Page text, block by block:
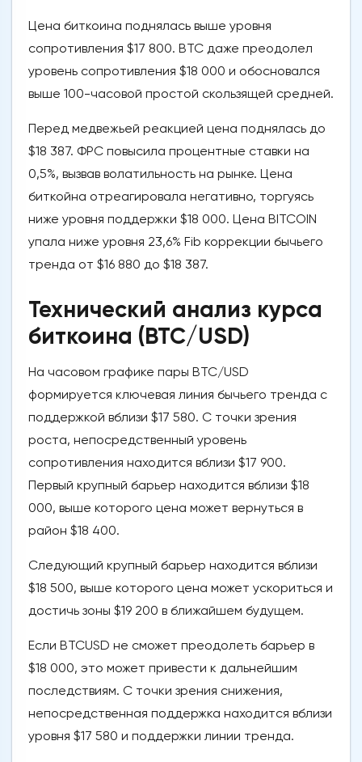
Цена биткоина поднялась выше уровня
сопротивления $17 800. BTC даже преодолел
уровень сопротивления $18 000 и обосновался
выше 100-часовой простой скользящей средней.
Перед медвежьей реакцией цена поднялась до
$18 387. ФРС повысила процентные ставки на
0,5%, вызвав волатильность на рынке. Цена
биткойна отреагировала негативно, торгуясь
ниже уровня поддержки $18 000. Цена BITCOIN
упала ниже уровня 23,6% Fib коррекции бычьего
тренда от $16 880 до $18 387.
Технический анализ курса
биткоина (BTC/USD)
На часовом графике пары BTC/USD
формируется ключевая линия бычьего тренда с
поддержкой вблизи $17 580. С точки зрения
роста, непосредственный уровень
сопротивления находится вблизи $17 900.
Первый крупный барьер находится вблизи $18
000, выше которого цена может вернуться в
район $18 400.
Следующий крупный барьер находится вблизи
$18 500, выше которого цена может ускориться и
достичь зоны $19 200 в ближайшем будущем.
Если BTCUSD не сможет преодолеть барьер в
$18 000, это может привести к дальнейшим
последствиям. С точки зрения снижения,
непосредственная поддержка находится вблизи
уровня $17 580 и поддержки линии тренда.